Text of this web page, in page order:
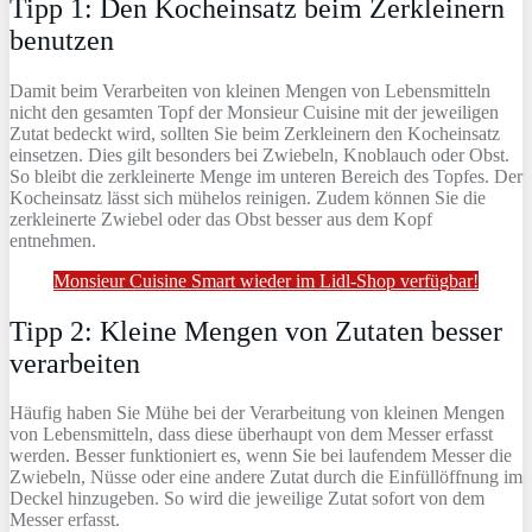
Tipp 1: Den Kocheinsatz beim Zerkleinern
benutzen
Damit beim Verarbeiten von kleinen Mengen von Lebensmitteln
nicht den gesamten Topf der Monsieur Cuisine mit der jeweiligen
Zutat bedeckt wird, sollten Sie beim Zerkleinern den Kocheinsatz
einsetzen. Dies gilt besonders bei Zwiebeln, Knoblauch oder Obst.
So bleibt die zerkleinerte Menge im unteren Bereich des Topfes. Der
Kocheinsatz lässt sich mühelos reinigen. Zudem können Sie die
zerkleinerte Zwiebel oder das Obst besser aus dem Kopf
entnehmen.
Monsieur Cuisine Smart wieder im Lidl-Shop verfügbar!
Tipp 2: Kleine Mengen von Zutaten besser
verarbeiten
Häufig haben Sie Mühe bei der Verarbeitung von kleinen Mengen
von Lebensmitteln, dass diese überhaupt von dem Messer erfasst
werden. Besser funktioniert es, wenn Sie bei laufendem Messer die
Zwiebeln, Nüsse oder eine andere Zutat durch die Einfüllöffnung im
Deckel hinzugeben. So wird die jeweilige Zutat sofort von dem
Messer erfasst.